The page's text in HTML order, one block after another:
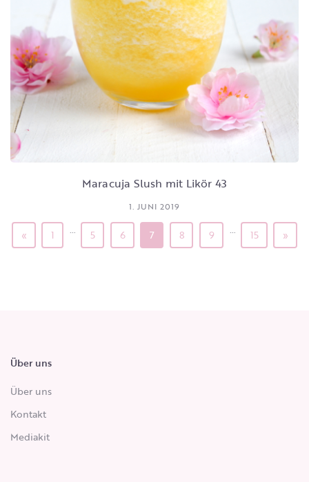
Maracuja Slush mit Likör 43
1. JUNI 2019
« 1 … 5 6 7 8 9 … 15 »
Über uns
Über uns
Kontakt
Mediakit